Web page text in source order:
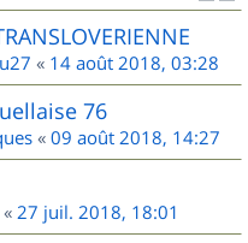
« 14 août 2018, 03:28
76
« 09 août 2018, 14:27
« 27 juil. 2018, 18:01